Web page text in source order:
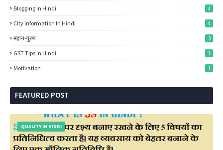
Blogging In Hindi 4
City Information In Hindi 4
महान-पुरुष 3
GST Tips In Hindi 1
Motivation 1
FEATURED POST
QUALITY IN HINDI